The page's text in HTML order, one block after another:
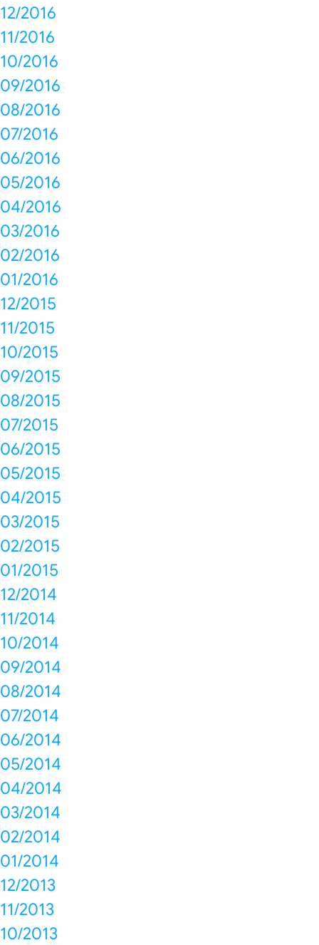
12/2016
11/2016
10/2016
09/2016
08/2016
07/2016
06/2016
05/2016
04/2016
03/2016
02/2016
01/2016
12/2015
11/2015
10/2015
09/2015
08/2015
07/2015
06/2015
05/2015
04/2015
03/2015
02/2015
01/2015
12/2014
11/2014
10/2014
09/2014
08/2014
07/2014
06/2014
05/2014
04/2014
03/2014
02/2014
01/2014
12/2013
11/2013
10/2013